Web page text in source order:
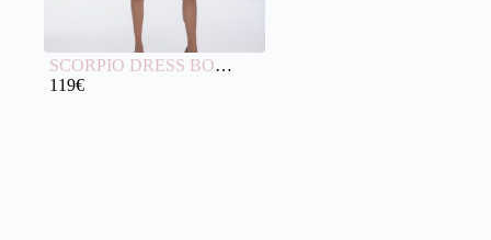
SCORPIO DRESS BOW BLACK
119€